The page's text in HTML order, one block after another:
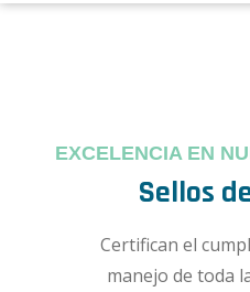
EXCELENCIA EN
Sellos
Certifican el
manejo de toda